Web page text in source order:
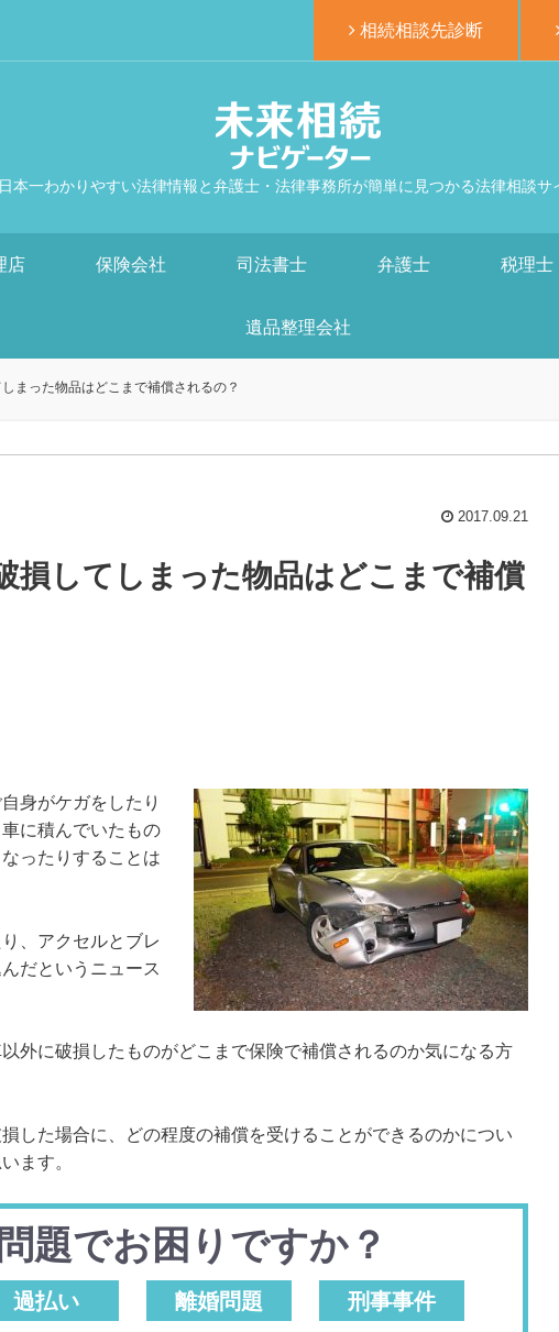
相続相談先診断
日本一わかりやすい法律情報と弁護士・法律事務所が簡単に見つかる法律相談サ
店 保険会社 司法書士 弁護士 税理士
遺品整理会社
まった物品はどこまで補償されるの？
2017.09.21
損してしまった物品はどこまで補償
身がケガをしたり
に積んでいたもの
ったりすることは
、アクセルとブレ
だというニュース
外に破損したものがどこまで保険で補償されるのか気になる方
した場合に、どの程度の補償を受けることができるのかについ
ます。
題でお困りですか？
過払い 離婚問題 刑事事件